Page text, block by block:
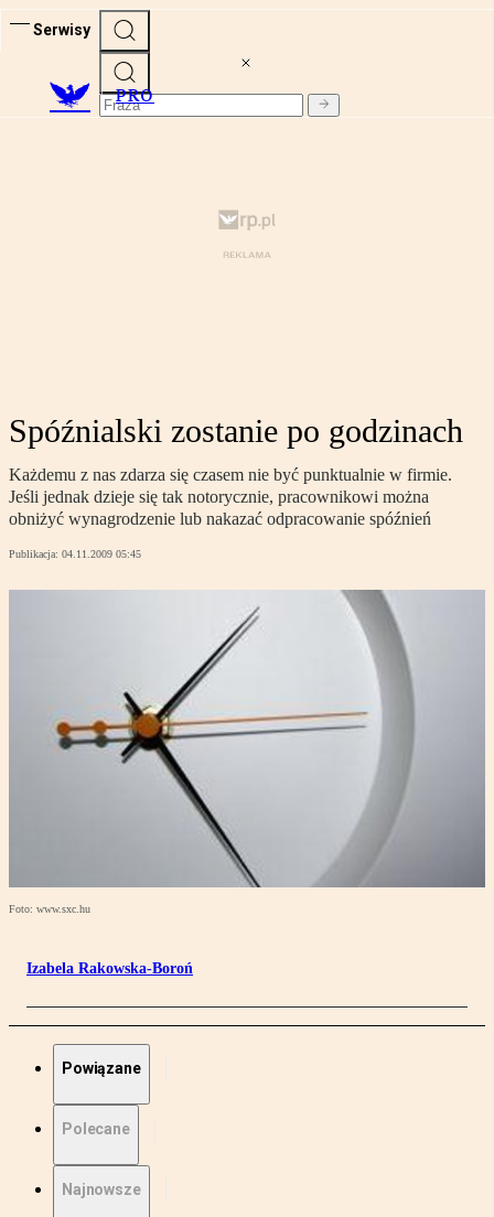
Serwisy
PRO
Spóźnialski zostanie po godzinach
Każdemu z nas zdarza się czasem nie być punktualnie w firmie.
Jeśli jednak dzieje się tak notorycznie, pracownikowi można
obniżyć wynagrodzenie lub nakazać odpracowanie spóźnień
Publikacja: 04.11.2009 05:45
Foto: www.sxc.hu
Izabela Rakowska-Boroń
Powiązane
Polecane
Najnowsze